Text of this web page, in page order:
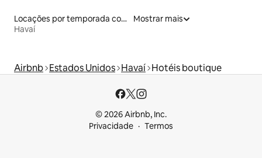
Locações por temporada com piscina
Havaí
Mostrar mais
Airbnb Estados Unidos Havaí Hotéis boutique
© 2026 Airbnb, Inc.
Privacidade
Termos